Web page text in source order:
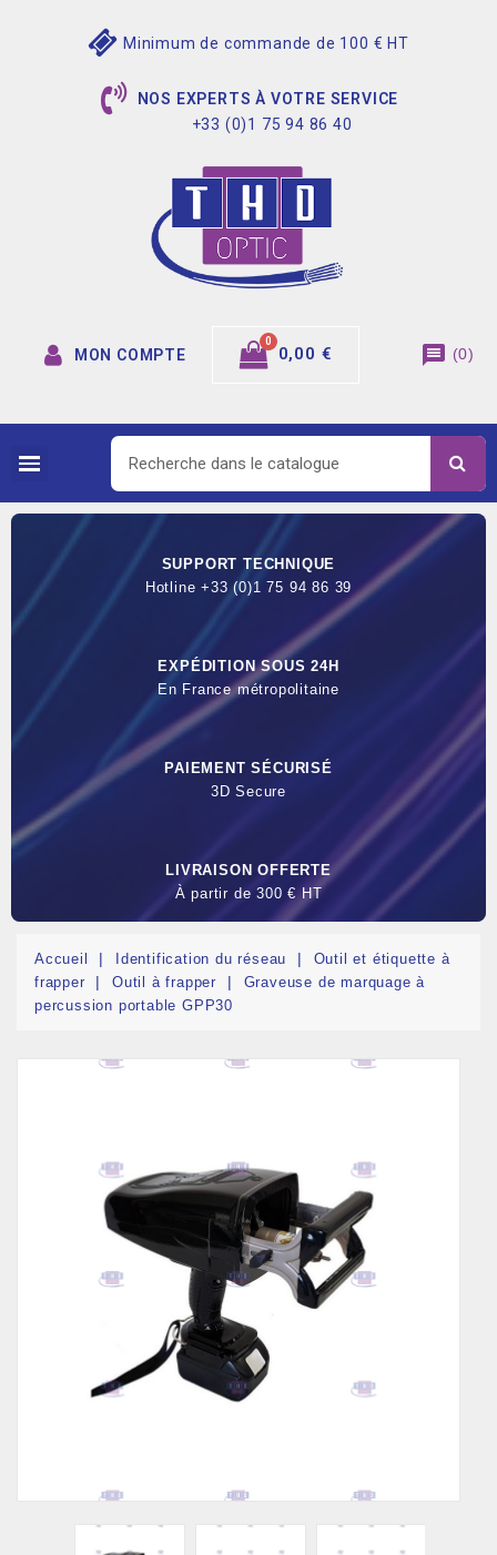
Minimum de commande de 100 € HT
NOS EXPERTS À VOTRE SERVICE
+33 (0)1 75 94 86 40
MON COMPTE 0,00 € message (0)
SUPPORT TECHNIQUE
Hotline +33 (0)1 75 94 86 39
EXPÉDITION SOUS 24H
En France métropolitaine
PAIEMENT SÉCURISÉ
3D Secure
LIVRAISON OFFERTE
À partir de 300 € HT
Accueil Identification du réseau
Outil et étiquette à
frapper
Outil à frapper
Graveuse de marquage à
percussion portable GPP30